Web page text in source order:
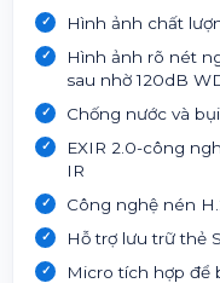
Hình ảnh chất
Hình ảnh rõ nét
sau nhờ 120dB
Chống nước và
EXIR 2.0-công
IR
Công nghệ nén
Hỗ trợ lưu trữ thẻ
Micro tích hợp để